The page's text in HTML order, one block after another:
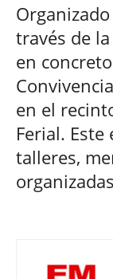
través de
en
en el
Ferial.
talleres,